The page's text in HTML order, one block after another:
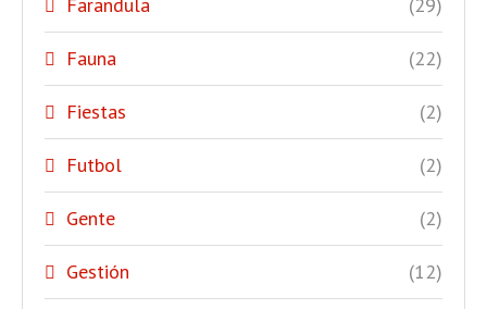
Fauna (22)
Fiestas (2)
Futbol (2)
Gente (2)
Gestión (12)